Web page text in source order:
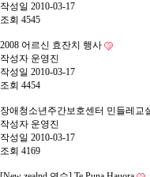
작성일 2010-03-17
조회 4545
2008 어르신 효잔치 행사
작성자 운영진
작성일 2010-03-17
조회 4454
장애청소년주간보호센터 민들레교
작성자 운영진
작성일 2010-03-17
조회 4169